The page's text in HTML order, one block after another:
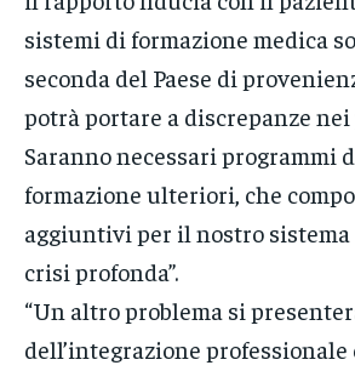
sistemi di formazione medica
seconda del Paese di
potrà portare a discrepanze
Saranno necessari programmi
formazione ulteriori, che
aggiuntivi per il nostro
crisi profonda”.
“Un altro problema si
dell’integrazione professionale